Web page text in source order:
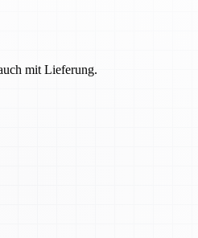
mit Lieferung.